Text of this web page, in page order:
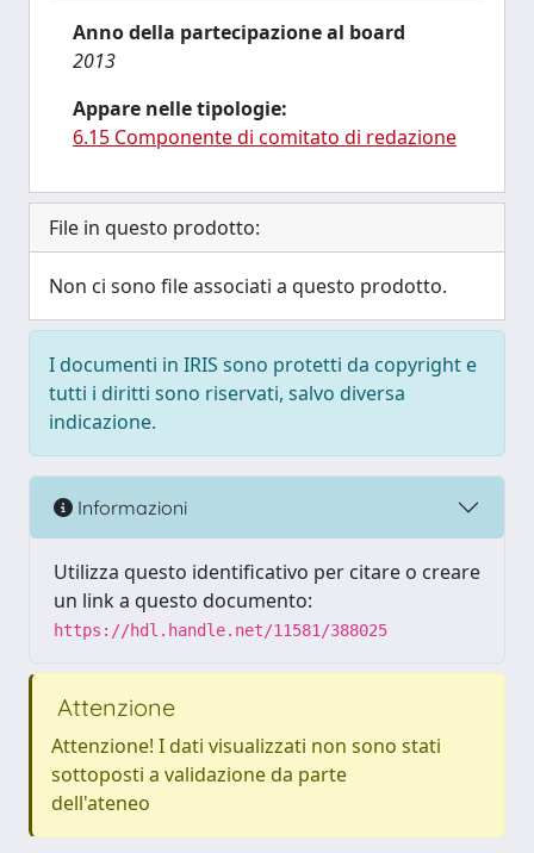
Anno della partecipazione al board
2013
Appare nelle tipologie:
6.15 Componente di comitato di redazione
File in questo prodotto:
Non ci sono file associati a questo prodotto.
I documenti in IRIS sono protetti da copyright e
tutti i diritti sono riservati, salvo diversa
indicazione.
Informazioni
Utilizza questo identificativo per citare o creare
un link a questo documento:
https://hdl.handle.net/11581/388025
Attenzione
Attenzione! I dati visualizzati non sono stati
sottoposti a validazione da parte
dell'ateneo